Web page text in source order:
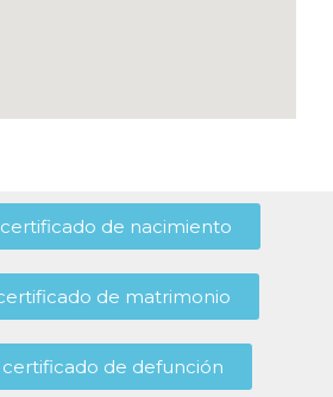
de nacimiento
de matrimonio
certificado de defunción